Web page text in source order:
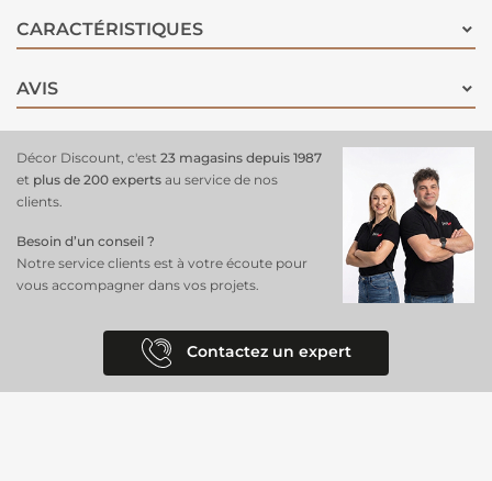
CARACTÉRISTIQUES
AVIS
Décor Discount, c'est 23 magasins depuis 1987
et plus de 200 experts au service de nos
clients.
Besoin d’un conseil ?
Notre service clients est à votre écoute pour
vous accompagner dans vos projets.
Contactez un expert